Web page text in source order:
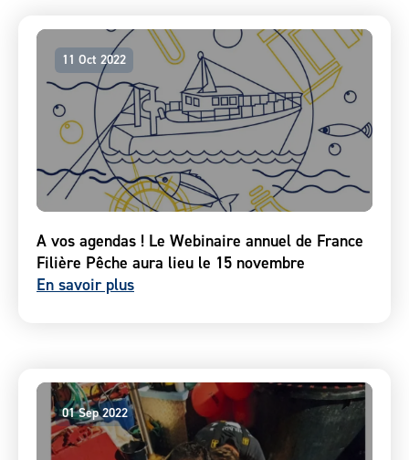
11 Oct 2022
A vos agendas ! Le Webinaire annuel de France
Filière Pêche aura lieu le 15 novembre
En savoir plus
01 Sep 2022